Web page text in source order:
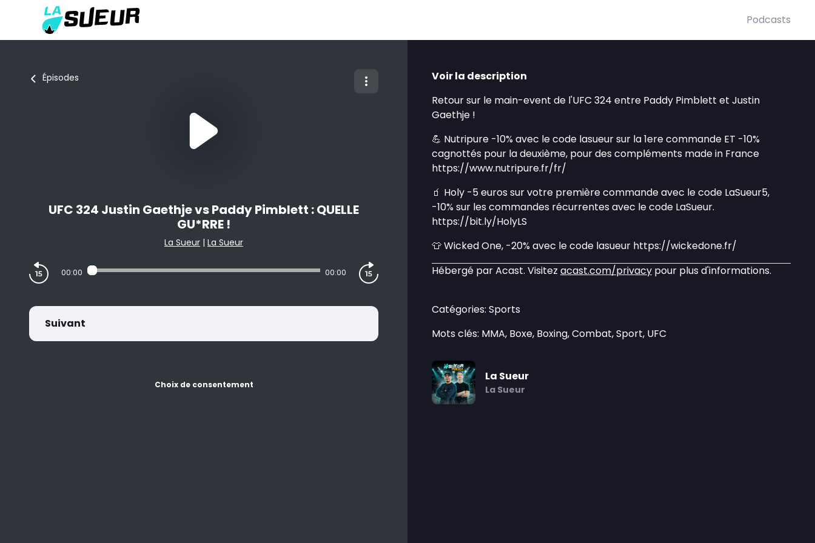
Podcasts
Épisodes
UFC 324 Justin Gaethje vs Paddy Pimblett : QUELLE
GU*RRE !
La Sueur | La Sueur
00:00 00:00
Suivant
Choix de consentement
Voir la description
Retour sur le main-event de l'UFC 324 entre Paddy Pimblett et Justin
Gaethje !
💪 Nutripure -10% avec le code lasueur sur la 1ere commande ET -10%
cagnottés pour la deuxième, pour des compléments made in France
https://www.nutripure.fr/fr/
🧃 Holy -5 euros sur votre première commande avec le code LaSueur5,
-10% sur les commandes récurrentes avec le code LaSueur.
https://bit.ly/HolyLS
👕 Wicked One, -20% avec le code lasueur https://wickedone.fr/
Hébergé par Acast. Visitez acast.com/privacy pour plus d'informations.
Catégories: Sports
Mots clés: MMA, Boxe, Boxing, Combat, Sport, UFC
La Sueur
La Sueur